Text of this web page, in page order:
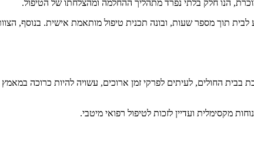
הנו חלק בלתי נפרד מתהליך ההחלמה ומהצלחתו של הטיפול.
תוך מספר שעות, ובונה תכנית טיפול מותאמת אישית. בנוסף,
החולים, לעיתים לפרקי זמן ארוכים, עשויה להיות כרוכה במאמץ
מקסימלית ועדיין לזכות לטיפול רפואי מיטבי.